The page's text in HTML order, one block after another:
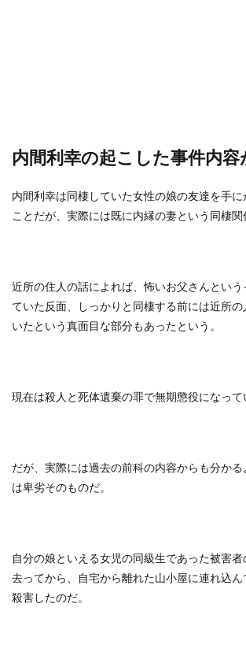
内間利幸の起こした事件内容
内間利幸は同棲していた女性の娘の友達を手に
ことだが、実際には既に内縁の妻という同棲関
近所の住人の話によれば、怖いお父さんという
ていた反面、しっかりと同棲する前には近所
いたという真面目な部分もあったという。
現在は殺人と死体遺棄の罪で無期懲役になって
だが、実際には過去の前科の内容からも分か
は卑劣そのものだ。
自分の娘といえる女児の同級生であった被害
去ってから、自宅から離れた山小屋に連れ込
殺害したのだ。